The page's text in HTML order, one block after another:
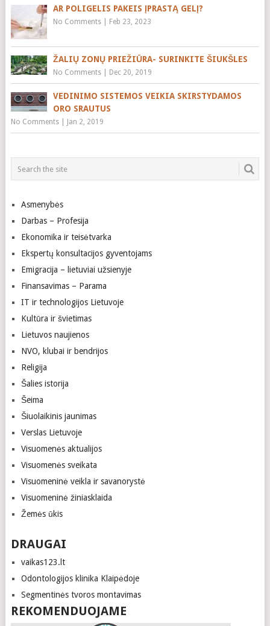
AR POLIGELIS PAKEIS ĮPRASTĄ GELĮ?
No Comments| Feb 23, 2023
ŽALIŲ ZONŲ PRIEŽIŪRA- SURINKITE ŠIUKŠLES
No Comments| Dec 20, 2019
VEDINIMO SISTEMOS VEIKIA SKIRSTYDAMOS
ORO SRAUTUS
No Comments| Jan 2, 2019
Asmenybės
Darbas – Profesija
Ekonomika ir teisėtvarka
Ekspertų konsultacijos gyventojams
Emigracija – lietuviai užsienyje
Finansavimas – Parama
IT ir technologijos Lietuvoje
Kultūra ir švietimas
Lietuvos naujienos
NVO, klubai ir bendrijos
Religija
Šalies istorija
Šeima
Šiuolaikinis jaunimas
Verslas Lietuvoje
Visuomenės aktualijos
Visuomenės sveikata
Visuomeninė veikla ir savanorystė
Visuomeninė žiniasklaida
Žemės ūkis
DRAUGAI
vaikas123.lt
Odontologijos klinika Klaipėdoje
Segmentinės tvoros montavimas
REKOMENDUOJAME